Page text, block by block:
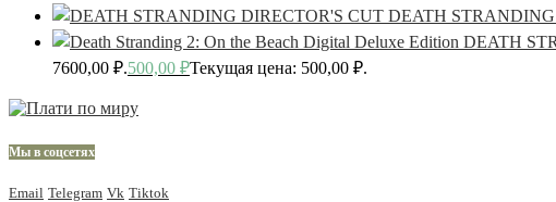
DEATH STRANDING
DEATH
7600,00 ₽.500,00 ₽Текущая цена: 500,00 ₽.
Мы в соцсетях
Email Telegram Vk Tiktok